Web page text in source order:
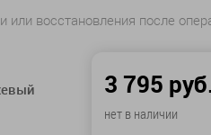
восстановления после
3 795
нет в наличии